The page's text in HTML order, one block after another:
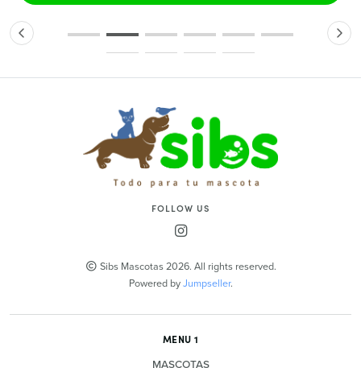
FOLLOW US
Sibs Mascotas 2026. All rights reserved.
Powered byJumpseller.
MENU 1
MASCOTAS